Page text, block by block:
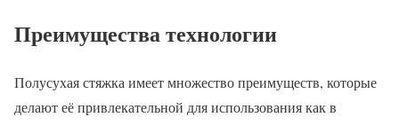
Преимущества технологии
Полусухая стяжка имеет множество преимуществ, которые
делают её привлекательной для использования как в